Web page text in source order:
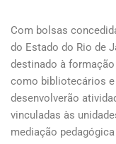
Com bolsas
do Estado do Rio de
destinado à
como bibliotecários
desenvolverão
vinculadas às
mediação